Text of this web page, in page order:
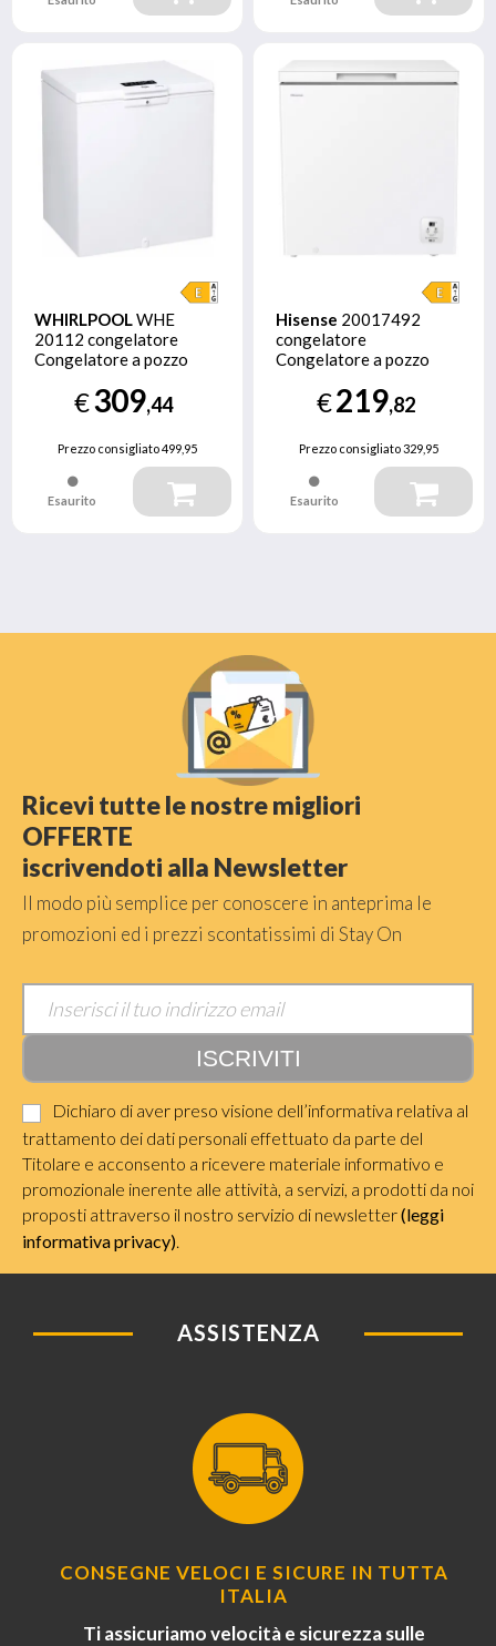
WHIRLPOOLWHE
20112 congelatore
Congelatore a pozzo
L E Bianco
€309,44
Prezzo consigliato499,95
Esaurito
Hisense 20017492
congelatore
Congelatore a pozzo
L Bianco
€219,82
Prezzo consigliato329,95
Esaurito
Ricevi tutte le nostre migliori
OFFERTE
iscrivendoti alla Newsletter
Il modo più semplice per conoscere in anteprima le
promozioni ed i prezzi scontatissimi di Stay On
Dichiaro di aver preso visione dell’informativa relativa al
trattamento dei dati personali effettuato da parte del
Titolare e acconsento a ricevere materiale informativo e
promozionale inerente alle attività, a servizi, a prodotti da noi
proposti attraverso il nostro servizio di newsletter(leggi
informativa privacy)
ASSISTENZA
CONSEGNE VELOCI E SICURE IN TUTTA
ITALIA
Ti assicuriamo velocità e sicurezza sulle